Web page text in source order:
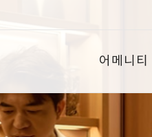
어메니티